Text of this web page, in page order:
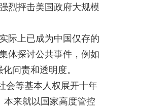
烈抨击美国政府大规模
际上已成为中国仅存的
体探讨公共事件，例如
问责和透明度。
会等基本人权展开十年
来就以国家高度管控